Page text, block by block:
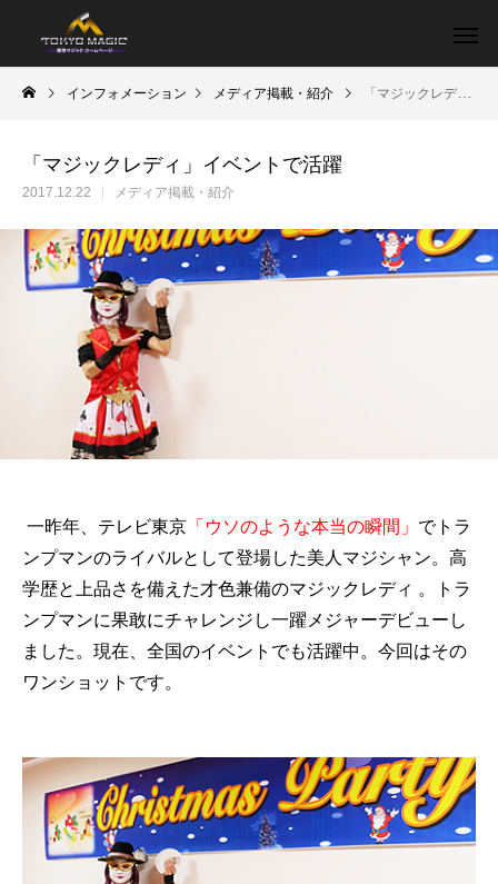
インフォメーション メディア掲載・紹介 「マジックレディ」イベントで活躍
「マジックレディ」イベントで活躍
2017.12.22 メディア掲載・紹介
一昨年、テレビ東京 「ウソのような本当の瞬間」 でトラ
ンプマンのライバルとして登場した美人マジシャン。 高
学歴と上品さを備えた才色兼備のマジックレディ 。トラ
ンプマンに果敢にチャレンジし一躍メジャーデビューし
ました。現在、 全国のイベントでも活躍中。今回はその
ワンショットです。